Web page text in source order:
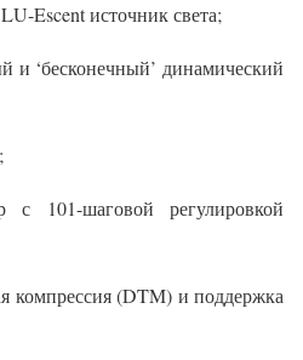
Escent источник света;
‘бесконечный’ динамический
101-шаговой регулировкой
компрессия (DTM) и поддержка